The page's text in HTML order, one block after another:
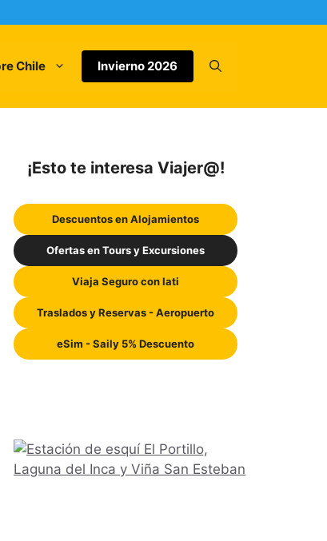
Chile Invierno 2026
¡Esto te interesa Viajer@!
Descuentos en Alojamientos
Ofertas en Tours y Excursiones
Viaja Seguro con Iati
Traslados y Reservas - Aeropuerto
eSim - Saily 5% Descuento